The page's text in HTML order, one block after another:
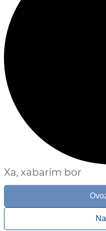
Xa, xabarim bor